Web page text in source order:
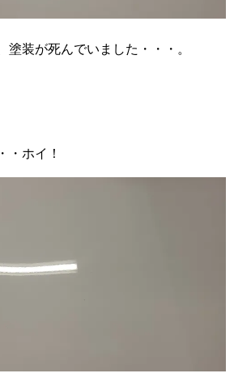
塗装が死んでいました・・・。
・ホイ！